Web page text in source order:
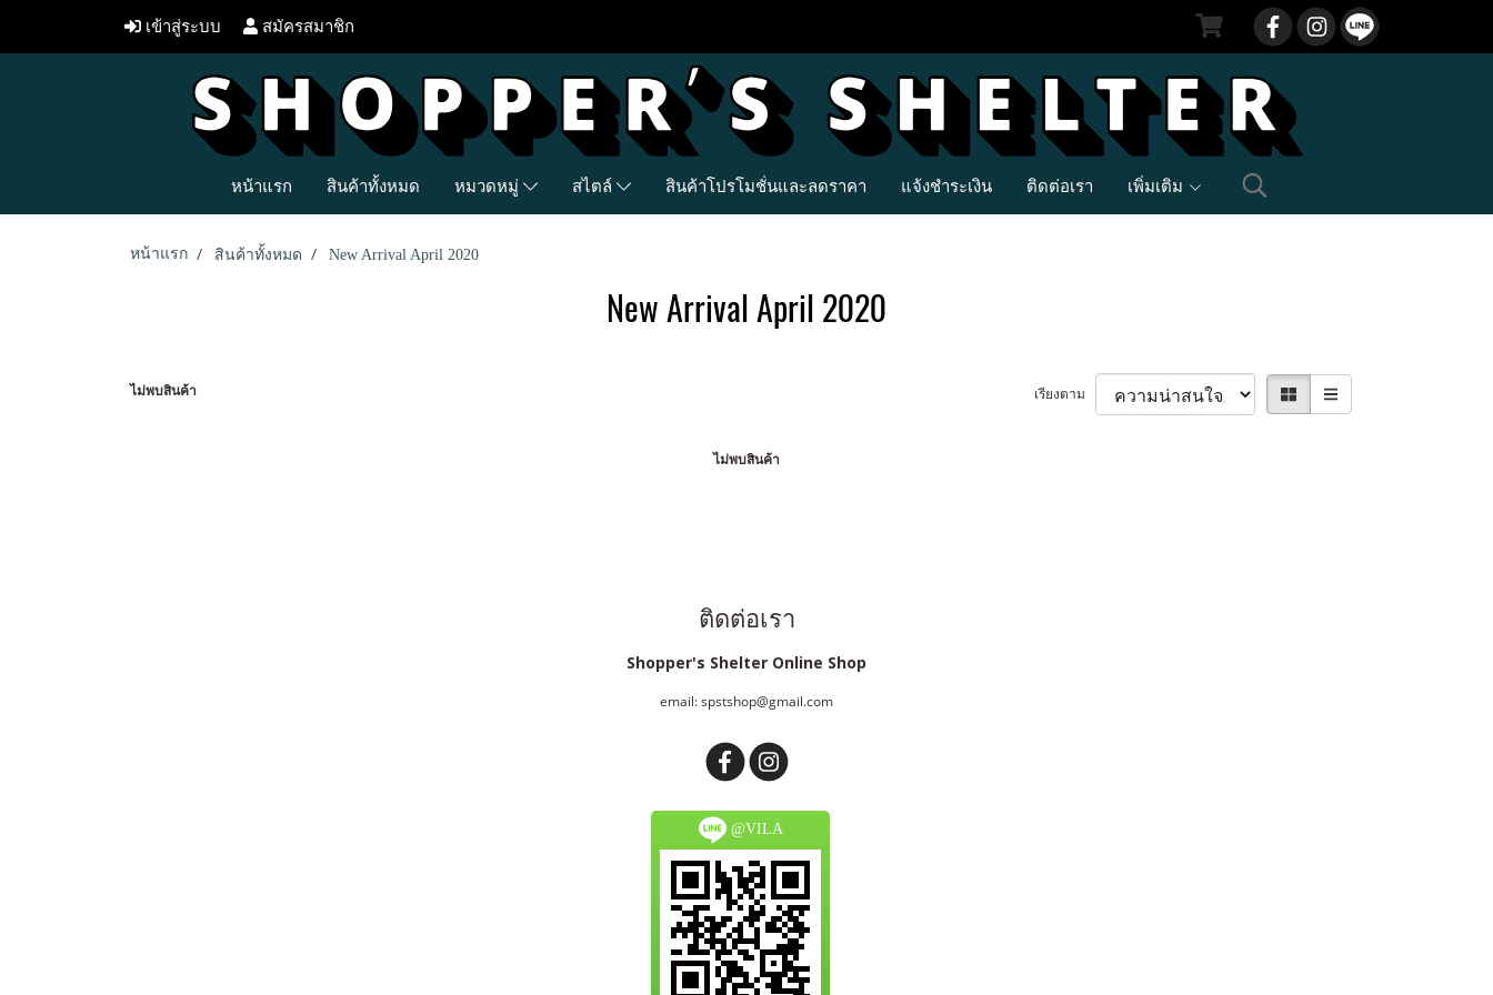
เข้าสู่ระบบ สมัครสมาชิก
หน้าแรก สินค้าทั้งหมด หมวดหมู่ สไตล์ สินค้าโปรโมชั่นและลดราคา แจ้งชำระเงิน ติดต่อเรา เพิ่มเติม
หน้าแรก สินค้าทั้งหมด New Arrival April 2020
New Arrival April 2020
ไม่พบสินค้า เรียงตาม
ไม่พบสินค้า
ติดต่อเรา
Shopper's Shelter Online Shop
email: spstshop@gmail.com
@VILA